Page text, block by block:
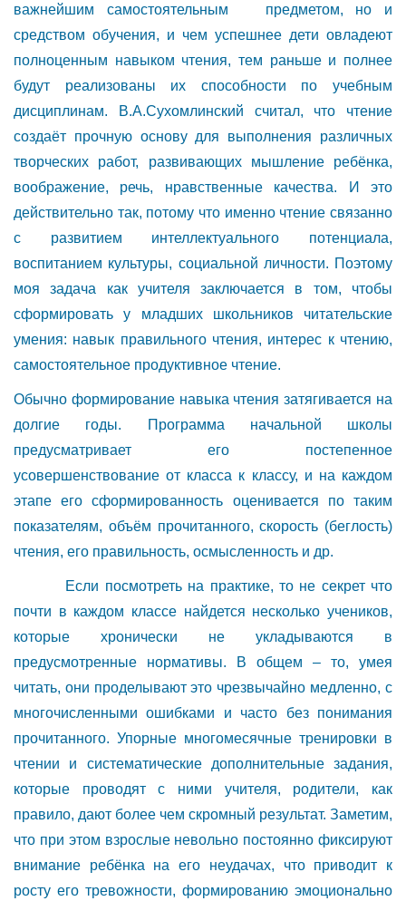
важнейшим самостоятельным предметом, но и
средством обучения, и чем успешнее дети овладеют
полноценным навыком чтения, тем раньше и полнее
будут реализованы их способности по учебным
дисциплинам. В.А.Сухомлинский считал, что чтение
создаёт прочную основу для выполнения различных
творческих работ, развивающих мышление ребёнка,
воображение, речь, нравственные качества. И это
действительно так, потому что именно чтение связанно
с развитием интеллектуального потенциала,
воспитанием культуры, социальной личности. Поэтому
моя задача как учителя заключается в том, чтобы
сформировать у младших школьников читательские
умения: навык правильного чтения, интерес к чтению,
самостоятельное продуктивное чтение.
Обычно формирование навыка чтения затягивается на
долгие годы. Программа начальной школы
предусматривает его постепенное
усовершенствование от класса к классу, и на каждом
этапе его сформированность оценивается по таким
показателям, объём прочитанного, скорость (беглость)
чтения, его правильность, осмысленность и др.
Если посмотреть на практике, то не секрет что
почти в каждом классе найдется несколько учеников,
которые хронически не укладываются в
предусмотренные нормативы. В общем – то, умея
читать, они проделывают это чрезвычайно медленно, с
многочисленными ошибками и часто без понимания
прочитанного. Упорные многомесячные тренировки в
чтении и систематические дополнительные задания,
которые проводят с ними учителя, родители, как
правило, дают более чем скромный результат. Заметим,
что при этом взрослые невольно постоянно фиксируют
внимание ребёнка на его неудачах, что приводит к
росту его тревожности, формированию эмоционально